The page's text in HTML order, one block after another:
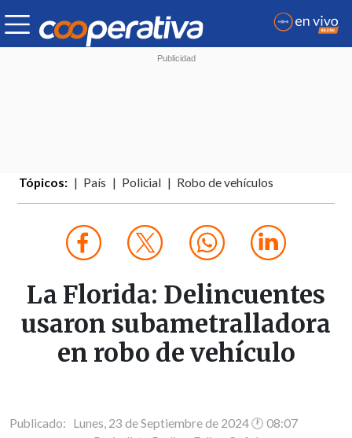
Tópicos: País Policial Robo de vehículos
La Florida: Delincuentes
usaron subametralladora
en robo de vehículo
Publicado: Lunes, 23 de Septiembre de 2024 🕐 08:07